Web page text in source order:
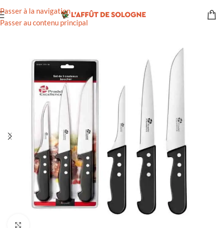
Passer à la navigation
Passer au contenu principal